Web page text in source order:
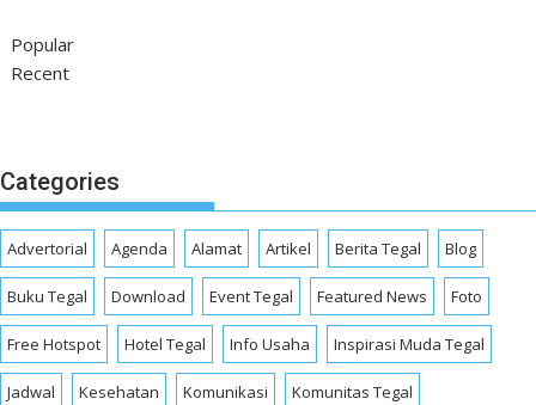
Popular
Recent
Categories
Advertorial Agenda Alamat Artikel Berita Tegal Blog
Buku Tegal Download Event Tegal Featured News Foto
Free Hotspot Hotel Tegal Info Usaha Inspirasi Muda Tegal
Jadwal Kesehatan Komunikasi Komunitas Tegal